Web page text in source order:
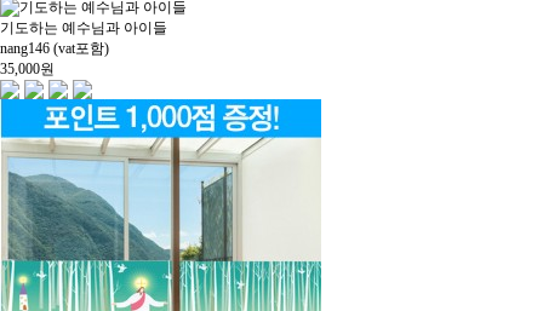
기도하는 예수님과 아이들
nang146 (vat포함)
35,000원